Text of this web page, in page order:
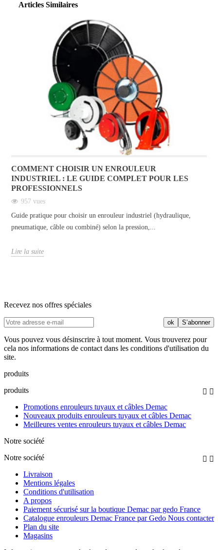
Articles Similaires
COMMENT CHOISIR UN ENROULEUR
INDUSTRIEL : LE GUIDE COMPLET POUR LES
PROFESSIONNELS
957 vues
Guide pratique pour choisir un enrouleur industriel (hydraulique,
pneumatique, câble ou combiné) selon la pression,...
Lire la suite
Recevez nos offres spéciales
Vous pouvez vous désinscrire à tout moment. Vous trouverez pour
cela nos informations de contact dans les conditions d'utilisation du
site.
produits
produits
 
Promotions enrouleurs tuyaux et câbles Demac
Nouveaux produits enrouleurs tuyaux et câbles Demac
Meilleures ventes enrouleurs tuyaux et câbles Demac
Notre société
Notre société
 
Livraison
Mentions légales
Conditions d'utilisation
A propos
Paiement sécurisé sur la boutique Demac par gedo France
Catalogue enrouleurs Demac France par Gedo Nous contacter
Plan du site
Magasins